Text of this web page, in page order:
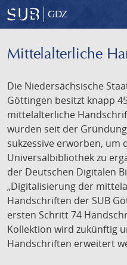
GDZ
Mittelalterliche
Die Niedersächsische
Göttingen besitzt knapp
mittelalterliche
wurden seit der
sukzessive erworben, um
Universalbibliothek zu
der Deutschen Digitalen
„Digitalisierung der
Handschriften der SUB
ersten Schritt 74
Kollektion wird zukünftig
Handschriften erweitert